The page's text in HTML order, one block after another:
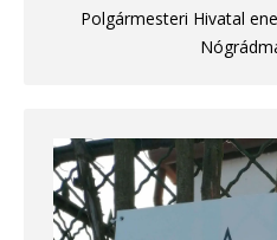
Polgármesteri Hivatal